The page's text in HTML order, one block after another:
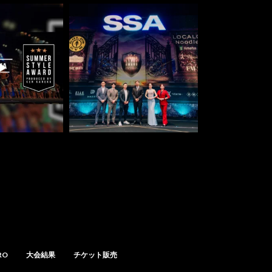
大会結果 チケット販売